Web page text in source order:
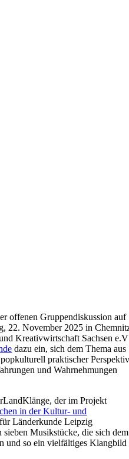
offenen Gruppendiskussion auf
22. November 2025 in
Kreativwirtschaft Sachsen e.V
dazu ein, sich dem Thema aus
praktischer
und Wahrnehmungen
der im Projekt
in der Kultur- und
Länderkunde Leipzig
Musikstücke, die sich dem
und so ein vielfältiges Klangbild